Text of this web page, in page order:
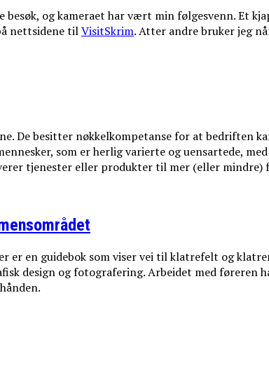
besøk, og kameraet har vært min følgesvenn. Et
nettsidene tilVisitSkrim. Atter andre bruker jeg
De besitter nøkkelkompetanse for at bedriften
som er herlig varierte og uensartede,
tjenester eller produkter til mer (eller mindre)
en guidebok som viser vei til klatrefelt og
design og fotografering. Arbeidet med føreren